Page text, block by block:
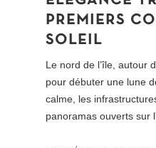
PREMIERS
SOLEIL
Le nord de l’île, autour
pour débuter une lune
calme, les
panoramas ouverts sur